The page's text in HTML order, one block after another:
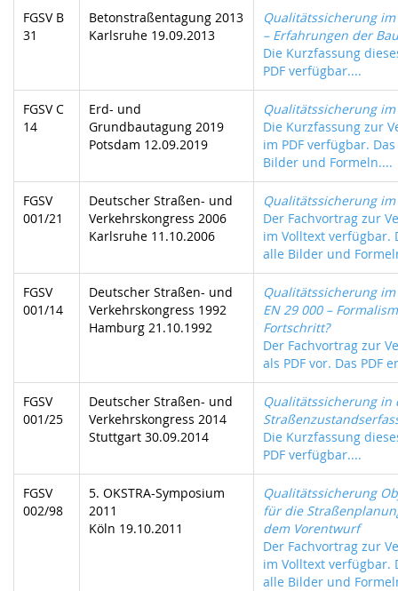
FGSV B
31
Betonstraßentagung 2013
Karlsruhe 19.09.2013
Qualitätssicherung
– Erfahrungen der
Die Kurzfassung
PDF verfügbar....
FGSV C
14
Erd- und
Grundbautagung 2019
Potsdam 12.09.2019
Qualitätssicherung
Die Kurzfassung zur
im PDF verfügbar.
Bilder und Formeln....
FGSV
001/21
Deutscher Straßen- und
Verkehrskongress 2006
Karlsruhe 11.10.2006
Qualitätssicherung im
Der Fachvortrag zur
im Volltext verfügbar.
alle Bilder und
FGSV
001/14
Deutscher Straßen- und
Verkehrskongress 1992
Hamburg 21.10.1992
Qualitätssicherung
EN 29 000 –
Fortschritt?
Der Fachvortrag zur
als PDF vor. Das PDF
FGSV
001/25
Deutscher Straßen- und
Verkehrskongress 2014
Stuttgart 30.09.2014
Qualitätssicherung in
Die Kurzfassung
PDF verfügbar....
FGSV
002/98
5. OKSTRA-Symposium
2011
Köln 19.10.2011
Qualitätssicherung
für die
dem Vorentwurf
Der Fachvortrag zur
im Volltext verfügbar.
alle Bilder und